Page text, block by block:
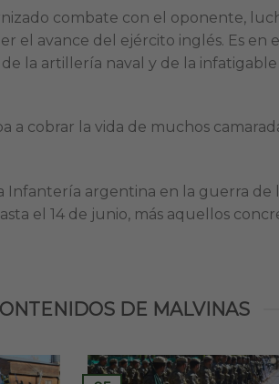
combate con el oponente,
avance del ejército inglés. Es en
la artillería naval y de la
cobrar la vida de muchos
Infantería argentina en la guerra de
el 14 de junio, más aquellos
DE MALVINAS